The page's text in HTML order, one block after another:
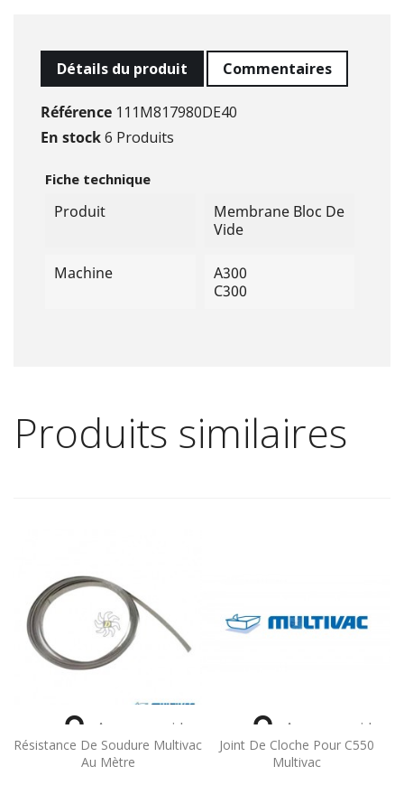
Détails du produit Commentaires
Référence 111M817980DE40
En stock6 Produits
Fiche technique
Produit
Membrane Bloc De
Vide
Machine
A300
C300
Produits similaires
Résistance De Soudure Multivac
Au Mètre
 Aperçu rapide
Joint De Cloche Pour C550
Multivac
 Aperçu rapide